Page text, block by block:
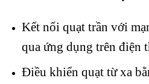
Kết nối quạt trần với
qua ứng dụng trên điện
Điều khiển quạt từ xa